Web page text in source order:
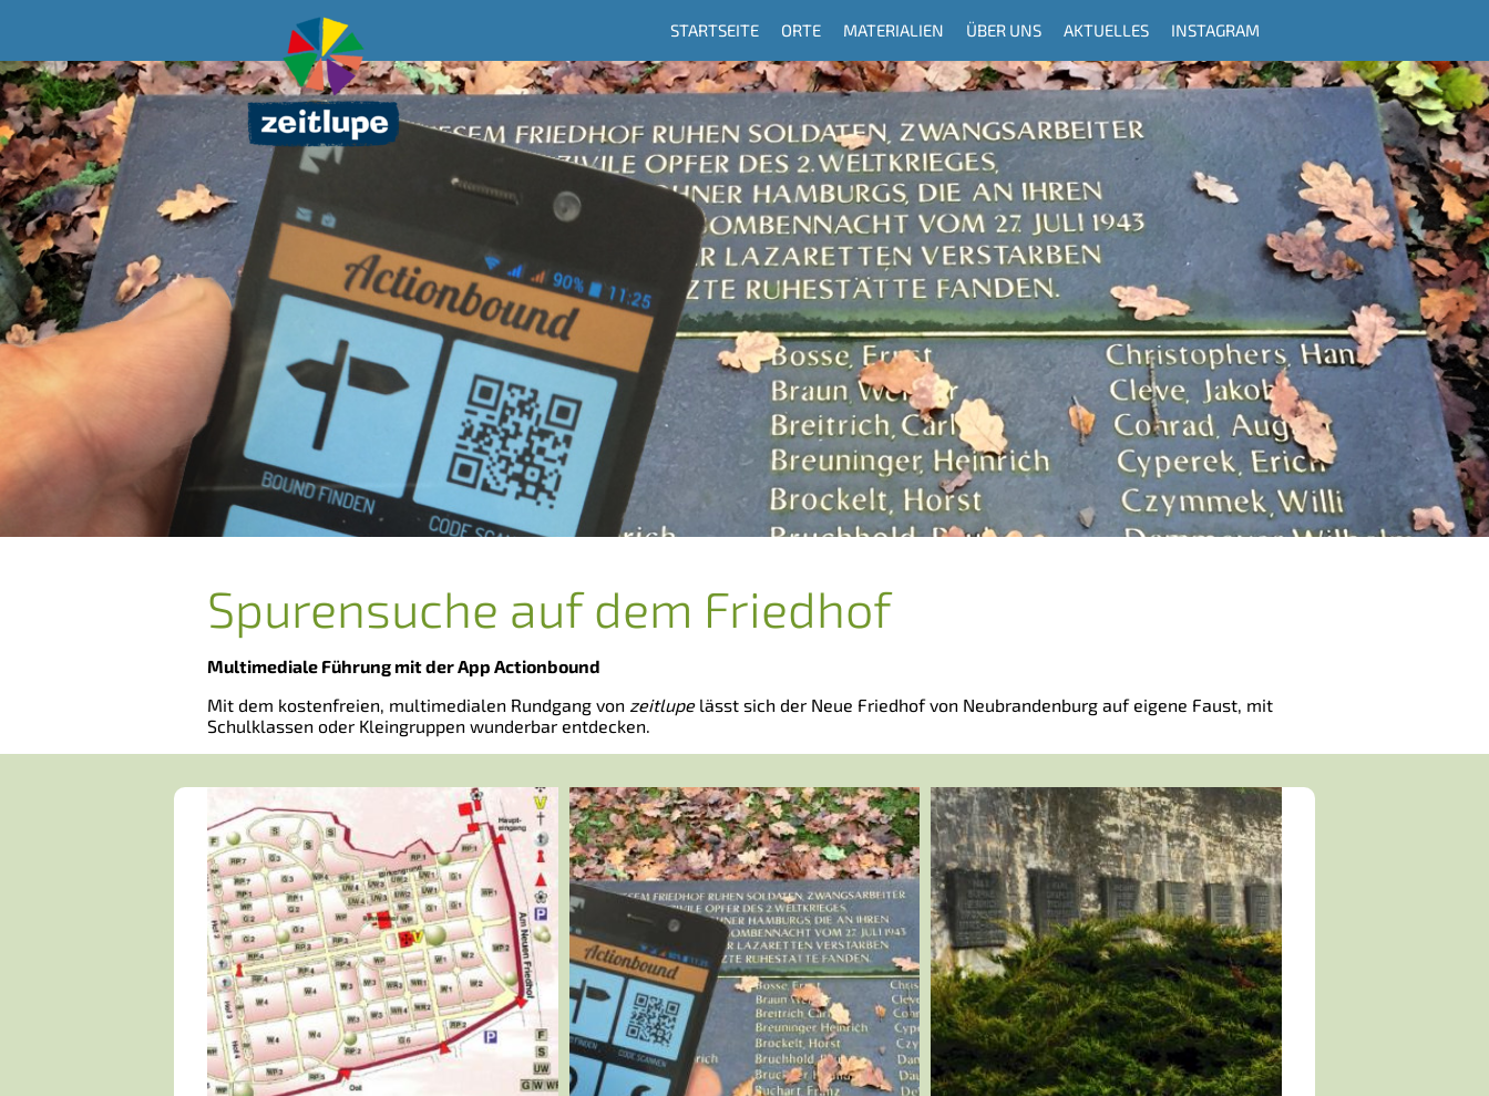
Hauptnavigation
STARTSEITE ORTE MATERIALIEN ÜBER UNS AKTUELLES INSTAGRAM
Spurensuche auf dem Friedhof
Multimediale Führung mit der App Actionbound
Mit dem kostenfreien, multimedialen Rundgang von zeitlupe lässt sich der Neue Friedhof von Neubrandenburg auf eigene Faust, mit
Schulklassen oder Kleingruppen wunderbar entdecken.